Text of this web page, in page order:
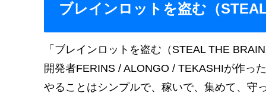
ブレインロットを盗む（
「ブレインロットを盗む（STEAL THE
開発者FERINS / ALONGO / TEKASHIが作っ
やることはシンプルで、稼いで、集めて、守